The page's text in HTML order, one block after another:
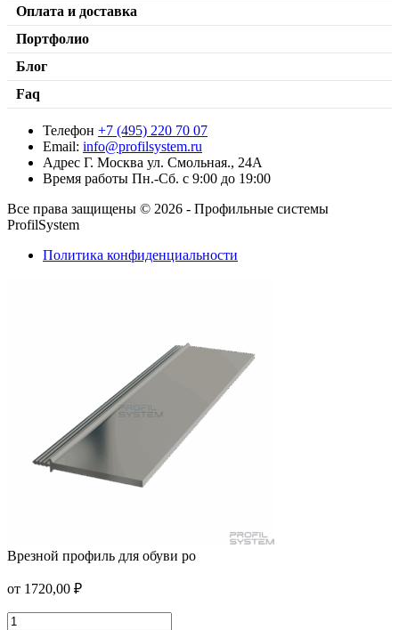
Стойка произвольного угла
1380,00₽ /м2 В корзину
Планка клипсовая 40×5
от 326,00₽/м2
Оплата и доставка
Портфолио
Блог
Faq
Телефон +7 (495) 220 70 07
Email: info@profilsystem.ru
Адрес Г. Москва ул. Смольная., 24А
Время работы Пн.-Сб. с 9:00 до 19:00
Все права защищены © 2026 - Профильные системы
ProfilSystem
Политика конфиденциальности
Врезной профиль для обуви ро
от 1720,00 ₽
Врезной